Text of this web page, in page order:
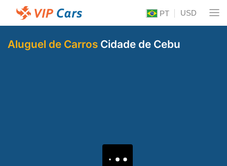
PT USD
Aluguel de Carros Cidade de Cebu